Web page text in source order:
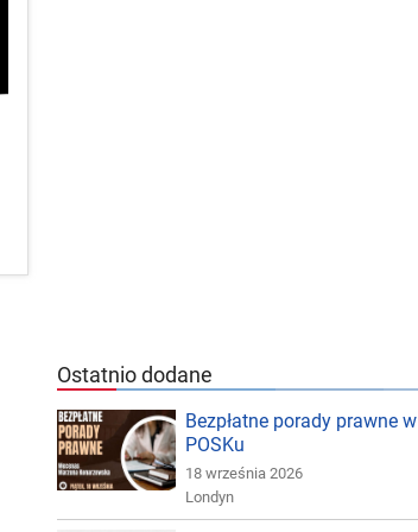
Ostatnio dodane
Bezpłatne porady prawne w
POSKu
18 września 2026
Londyn